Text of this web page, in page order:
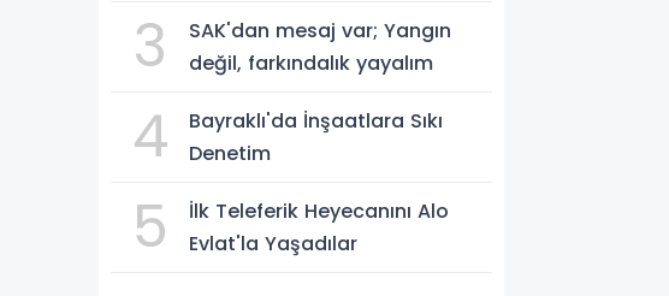
3
SAK'dan mesaj var; Yangın
değil, farkındalık yayalım
4
Bayraklı'da İnşaatlara Sıkı
Denetim
5
İlk Teleferik Heyecanını Alo
Evlat'la Yaşadılar